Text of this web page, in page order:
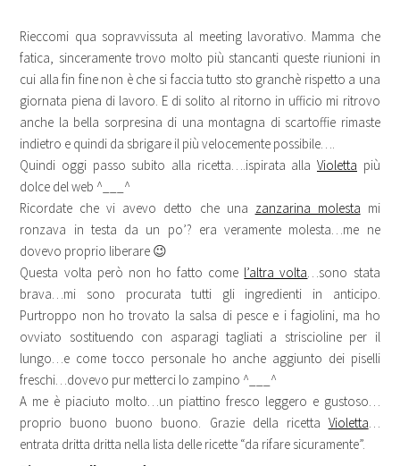
Rieccomi qua sopravvissuta al meeting lavorativo. Mamma che
fatica, sinceramente trovo molto più stancanti queste riunioni in
cui alla fin fine non è che si faccia tutto sto granchè rispetto a una
giornata piena di lavoro. E di solito al ritorno in ufficio mi ritrovo
anche la bella sorpresina di una montagna di scartoffie rimaste
indietro e quindi da sbrigare il più velocemente possibile….
Quindi oggi passo subito alla ricetta….ispirata alla Violetta più
dolce del web ^___^
Ricordate che vi avevo detto che una zanzarina molesta mi
ronzava in testa da un po’? era veramente molesta…me ne
dovevo proprio liberare 😉
Questa volta però non ho fatto come l’altra volta…sono stata
brava…mi sono procurata tutti gli ingredienti in anticipo.
Purtroppo non ho trovato la salsa di pesce e i fagiolini, ma ho
ovviato sostituendo con asparagi tagliati a striscioline per il
lungo…e come tocco personale ho anche aggiunto dei piselli
freschi…dovevo pur metterci lo zampino ^___^
A me è piaciuto molto…un piattino fresco leggero e gustoso…
proprio buono buono buono. Grazie della ricetta Violetta…
entrata dritta dritta nella lista delle ricette “da rifare sicuramente”.